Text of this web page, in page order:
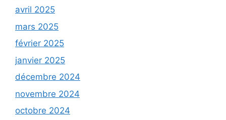
avril 2025
mars 2025
février 2025
janvier 2025
décembre 2024
novembre 2024
octobre 2024